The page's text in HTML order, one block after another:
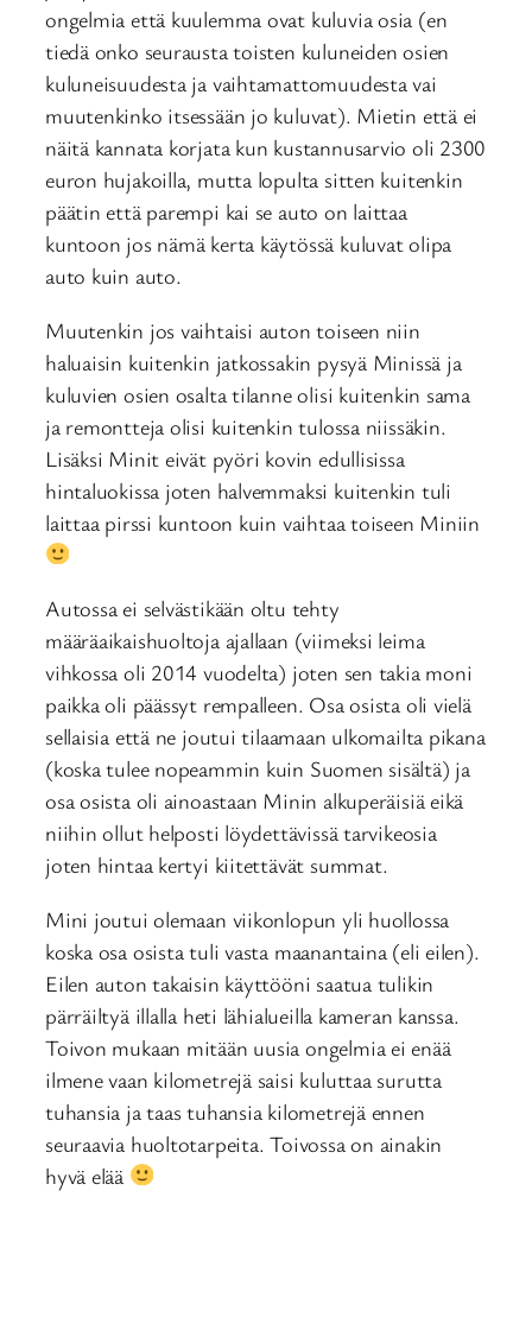
ongelmia että kuulemma ovat kuluvia osia (en
tiedä onko seurausta toisten kuluneiden osien
kuluneisuudesta ja vaihtamattomuudesta vai
muutenkinko itsessään jo kuluvat). Mietin että ei
näitä kannata korjata kun kustannusarvio oli 2300
euron hujakoilla, mutta lopulta sitten kuitenkin
päätin että parempi kai se auto on laittaa
kuntoon jos nämä kerta käytössä kuluvat olipa
auto kuin auto.
Muutenkin jos vaihtaisi auton toiseen niin
haluaisin kuitenkin jatkossakin pysyä Minissä ja
kuluvien osien osalta tilanne olisi kuitenkin sama
ja remontteja olisi kuitenkin tulossa niissäkin.
Lisäksi Minit eivät pyöri kovin edullisissa
hintaluokissa joten halvemmaksi kuitenkin tuli
laittaa pirssi kuntoon kuin vaihtaa toiseen Miniin
Autossa ei selvästikään oltu tehty
määräaikaishuoltoja ajallaan (viimeksi leima
vihkossa oli 2014 vuodelta) joten sen takia moni
paikka oli päässyt rempalleen. Osa osista oli vielä
sellaisia että ne joutui tilaamaan ulkomailta pikana
(koska tulee nopeammin kuin Suomen sisältä) ja
osa osista oli ainoastaan Minin alkuperäisiä eikä
niihin ollut helposti löydettävissä tarvikeosia
joten hintaa kertyi kiitettävät summat.
Mini joutui olemaan viikonlopun yli huollossa
koska osa osista tuli vasta maanantaina (eli eilen).
Eilen auton takaisin käyttööni saatua tulikin
pärräiltyä illalla heti lähialueilla kameran kanssa.
Toivon mukaan mitään uusia ongelmia ei enää
ilmene vaan kilometrejä saisi kuluttaa surutta
tuhansia ja taas tuhansia kilometrejä ennen
seuraavia huoltotarpeita. Toivossa on ainakin
hyvä elää